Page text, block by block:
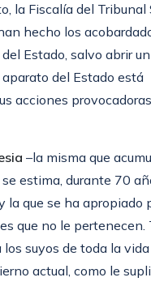
la Fiscalía del Tribunal
hecho los
Estado, salvo abrir
del Estado está
acciones
–la misma que
se estima, durante 70
la que se ha apropiado
que no le pertenecen.
suyos de toda la
actual, como le